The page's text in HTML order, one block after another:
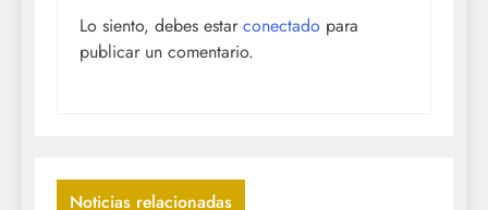
Lo siento, debes estar conectado para
publicar un comentario.
Noticias relacionadas